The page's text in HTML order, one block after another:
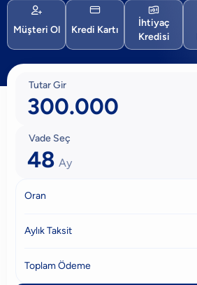

Müşteri Ol

Kredi Kartı

İhtiyaç
Kredisi
Tutar Gir
Vade Seç
48 Ay
Oran
Aylık Taksit
Toplam Ödeme